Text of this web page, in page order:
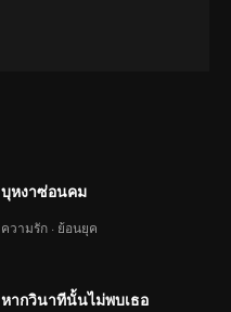
บุหงาซ่อนคม
ความรัก · ย้อนยุค
หากวินาทีนั้นไม่พบเธอ